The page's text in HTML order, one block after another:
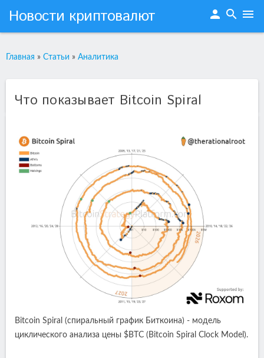
Новости криптовалют person search menu
Главная » Статьи » Аналитика
Что показывает Bitcoin Spiral
Bitcoin Spiral (спиральный график Биткоина) - модель
циклического анализа цены $BTC (Bitcoin Spiral Clock Model).